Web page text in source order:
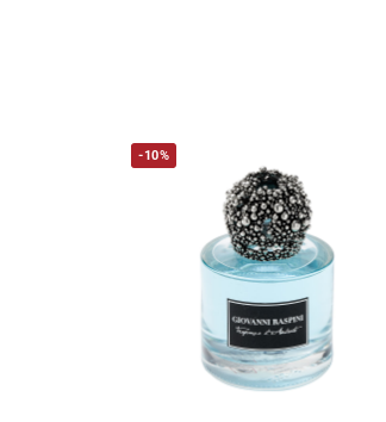
-10%